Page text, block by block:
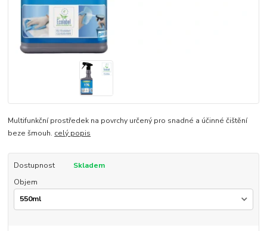
Multifunkční prostředek na povrchy určený pro snadné a účinné čištění
beze šmouh. celý popis
Dostupnost
Skladem
Objem